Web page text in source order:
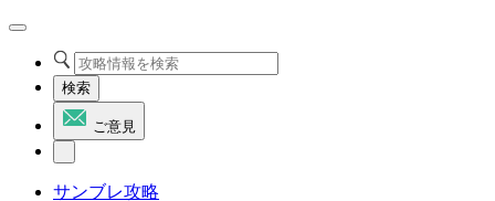
検索
ご意見
サンブレ攻略